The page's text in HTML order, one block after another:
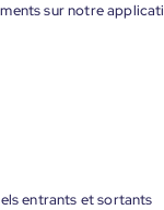
sur notre
entrants et sortants